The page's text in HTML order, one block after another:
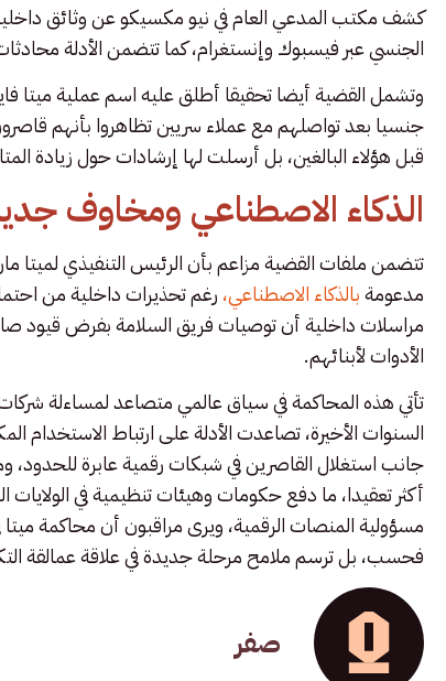
الجنسي عبر فيسبوك وإنستغرام، كما تتضمن الأدلة
جنسيا بعد تواصلهم مع عملاء سريين تظاهروا بأنهم
قبل هؤلاء البالغين، بل أرسلت لها إرشادات حول زيادة
الذكاء الاصطناعي ومخاوف
تتضمن ملفات القضية مزاعم بأن الرئيس التنفيذي لميتا
مدعومةبالذكاء الاصطناعي، رغم تحذيرات داخلية من
مراسلات داخلية أن توصيات فريق السلامة بفرض قيود
الأدوات لأبنائهم.
تأتي هذه المحاكمة في سياق عالمي متصاعد لمساءلة شركات
السنوات الأخيرة، تصاعدت الأدلة على ارتباط
جانب استغلال القاصرين في شبكات رقمية عابرة للحدود،
أكثر تعقيدا، ما دفع حكومات وهيئات تنظيمية في الولايات
مسؤولية المنصات الرقمية، ويرى مراقبون أن محاكمة
فحسب، بل ترسم ملامح مرحلة جديدة في علاقة عمالقة
صفر